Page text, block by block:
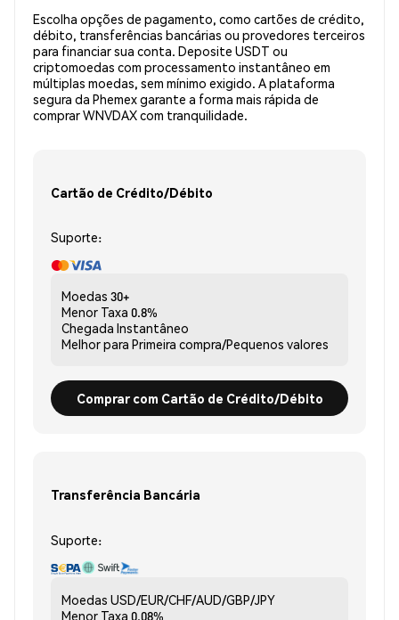
Escolha opções de pagamento, como cartões de crédito,
débito, transferências bancárias ou provedores terceiros
para financiar sua conta. Deposite USDT ou
criptomoedas com processamento instantâneo em
múltiplas moedas, sem mínimo exigido. A plataforma
segura da Phemex garante a forma mais rápida de
comprar WNVDAX com tranquilidade.
Cartão de Crédito/Débito
Suporte:
Moedas 30+
Menor Taxa 0.8%
Chegada Instantâneo
Melhor para Primeira compra/Pequenos valores
Comprar com Cartão de Crédito/Débito
Transferência Bancária
Suporte:
Moedas USD/EUR/CHF/AUD/GBP/JPY
Menor Taxa 0.08%